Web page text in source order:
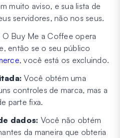
muito aviso, e sua lista de
servidores, não nos seus.
O Buy Me a Coffee opera
então se o seu público
, você está os excluindo.
Você obtém uma
controles de marca, mas a
parte fixa.
dados: Você não obtém
da maneira que obteria